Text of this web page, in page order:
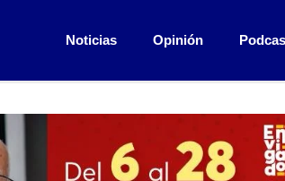
Noticias Opinión